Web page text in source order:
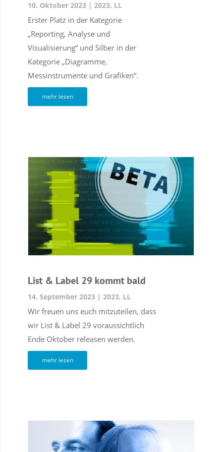
10. Oktober 2023 | 2023, LL
Erster Platz in der Kategorie
„Reporting, Analyse und
Visualisierung“ und Silber in der
Kategorie „Diagramme,
Messinstrumente und Grafiken“.
mehr lesen
List & Label 29 kommt bald
14. September 2023 | 2023, LL
Wir freuen uns euch mitzuteilen, dass
wir List & Label 29 voraussichtlich
Ende Oktober releasen werden.
mehr lesen